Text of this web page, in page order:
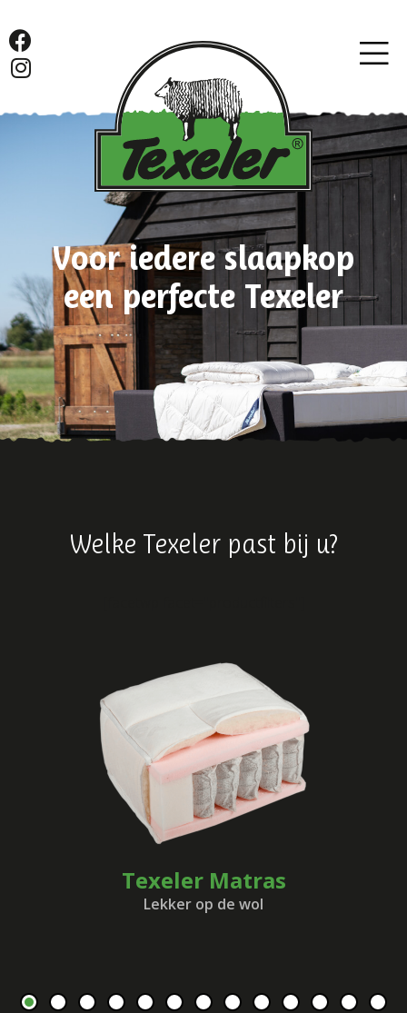
Voor iedere slaapkop
een perfecte Texeler
Welke Texeler past bij u?
Texeler Matras
Lekker op de wol